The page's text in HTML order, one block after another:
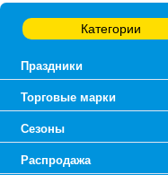
Категории
Праздники
Торговые марки
Сезоны
Распродажа